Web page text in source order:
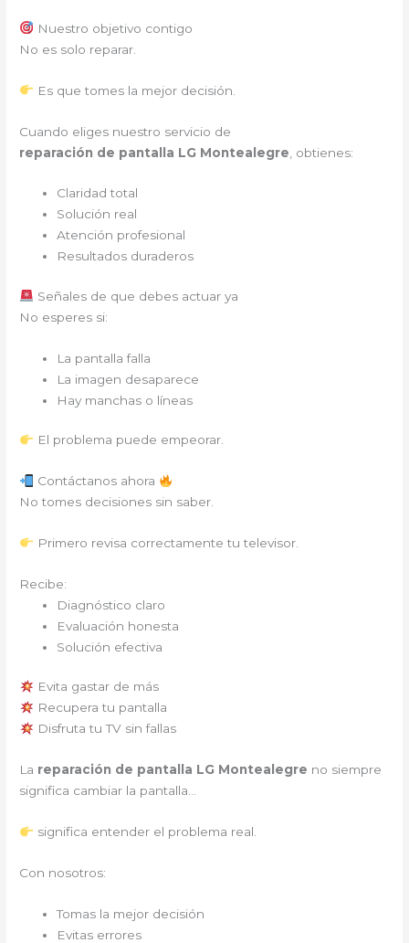
Nuestro objetivo contigo
No es solo reparar.
Es que tomes la mejor decisión.
Cuando eliges nuestro servicio de
reparación de pantalla LG Montealegre , obtienes:
Claridad total
Solución real
Atención profesional
Resultados duraderos
Señales de que debes actuar ya
No esperes si:
La pantalla falla
La imagen desaparece
Hay manchas o líneas
El problema puede empeorar.
Contáctanos ahora
No tomes decisiones sin saber.
Primero revisa correctamente tu televisor.
Recibe:
Diagnóstico claro
Evaluación honesta
Solución efectiva
Evita gastar de más
Recupera tu pantalla
Disfruta tu TV sin fallas
La reparación de pantalla LG Montealegre no siempre
significa cambiar la pantalla…
significa entender el problema real.
Con nosotros:
Tomas la mejor decisión
Evitas errores